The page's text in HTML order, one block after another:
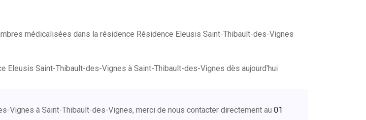
médicalisées dans la résidence Résidence Eleusis Saint-Thibault-des-Vignes
Eleusis Saint-Thibault-des-Vignes à Saint-Thibault-des-Vignes dès aujourd'hui
Vignes à Saint-Thibault-des-Vignes, merci de nous contacter directement au 01